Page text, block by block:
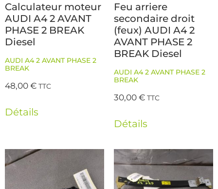
Calculateur moteur
AUDI A4 2 AVANT
PHASE 2 BREAK
Diesel
AUDI A4 2 AVANT PHASE 2
BREAK
48,00€ TTC
Détails
Feu arriere
secondaire droit
(feux) AUDI A4 2
AVANT PHASE 2
BREAK Diesel
AUDI A4 2 AVANT PHASE 2
BREAK
30,00€ TTC
Détails